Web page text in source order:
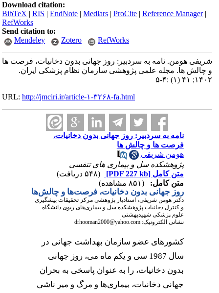
Download citation:
BibTeX |RIS |EndNote |Medlars |ProCite |Reference Manager
RefWorks
Send citation to:
Mendeley
Zotero RefWorks
شریفی هومن. نامه به سردبیر: روز جهانی بدون دخانیات، فرصت ها
و چالش ها. مجله علمی پژوهشی سازمان نظام پزشکی ایران.
۱۴۰۲; ۴۱ (۱) :۴-۵
URL:http://jmciri.ir/article-۱-۳۲۶۸-fa.html
نامه به سردبیر: روز جهانی بدون دخانیات،
فرصت ها و چالش ها
هومن شریفی
پژوهشکده سل و بیماری های تنفسی
متن کامل[PDF 227 kb]
متن کامل:
روز جهانی بدون دخانیات، فرصت‌ها و چالش‌ها
دکتر هومن شریفی، استادیار پژوهشیمرکز تحقیقات پیشگیری
و کنترل دخانیات پژوهشکده سل و بیماری‌های ریوی دانشگاه
علوم پزشکی شهیدبهشتی
نشانی الکترونیک:drhooman2000@yahoo.com
کشورهایعضو سازمان بهداشت جهانی در
سال 1987 سی و یکم ماه می، روز جهانی
بدون دخانیات، را به عنوان پاسخی به بحران
جهانی دخانیات، بیماری‌ها و مرگ و میر ناشی